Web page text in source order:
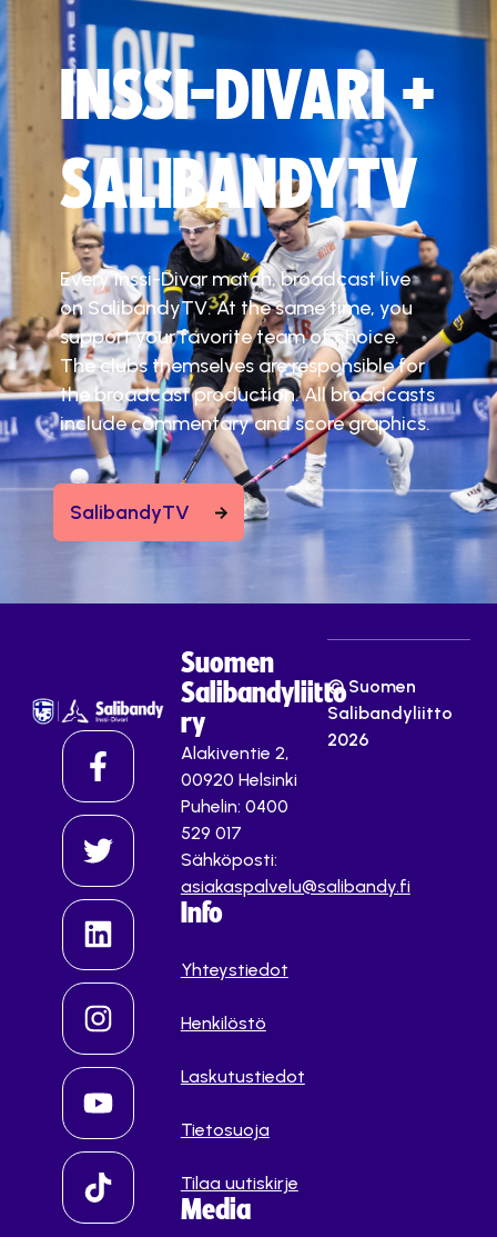
INSSI-DIVARI +
SALIBANDYTV
Every Inssi-Divar match, broadcast live
on SalibandyTV. At the same time, you
support your favorite team of choice.
The clubs themselves are responsible for
the broadcast production. All broadcasts
include commentary and score graphics.
SalibandyTV
Suomen
Salibandyliitto
ry
Alakiventie 2,
00920 Helsinki
Puhelin: 0400
529 017
Sähköposti:
asiakaspalvelu@salibandy.fi
Info
Yhteystiedot
Henkilöstö
Laskutustiedot
Tietosuoja
Tilaa uutiskirje
Media
© Suomen
Salibandyliitto
2026